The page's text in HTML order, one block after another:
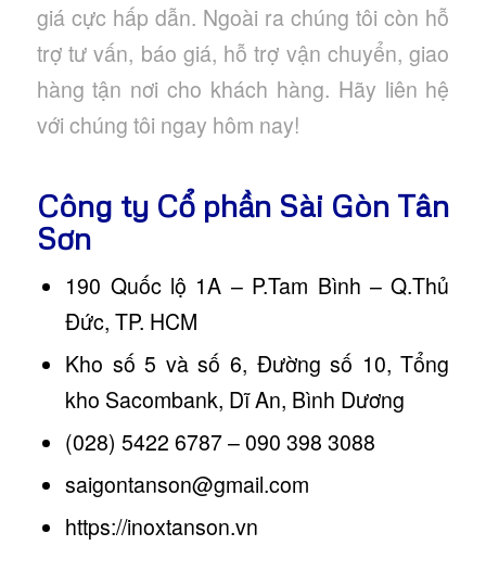
giá cực hấp dẫn. Ngoài ra chúng tôi còn hỗ
trợ tư vấn, báo giá, hỗ trợ vận chuyển, giao
hàng tận nơi cho khách hàng. Hãy liên hệ
với chúng tôi ngay hôm nay!
Công ty Cổ phần Sài Gòn Tân
Sơn
190 Quốc lộ 1A – P.Tam Bình – Q.Thủ
Đức, TP. HCM
Kho số 5 và số 6, Đường số 10, Tổng
kho Sacombank, Dĩ An, Bình Dương
(028) 5422 6787 – 090 398 3088
saigontanson@gmail.com
https://inoxtanson.vn